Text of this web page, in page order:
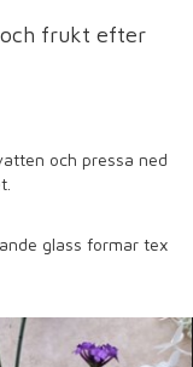
och frukt efter
och pressa ned
glass formar tex